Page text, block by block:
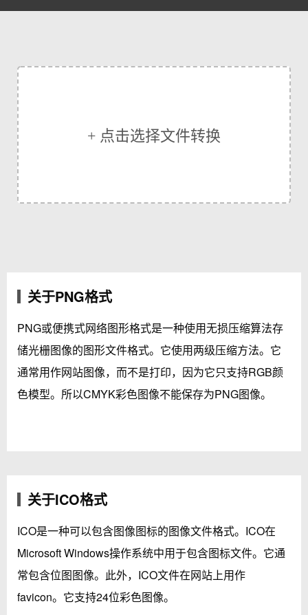
+ 点击选择文件转换
关于PNG格式
PNG或便携式网络图形格式是一种使用无损压缩算法存
储光栅图像的图形文件格式。它使用两级压缩方法。它
通常用作网站图像，而不是打印，因为它只支持RGB颜
色模型。所以CMYK彩色图像不能保存为PNG图像。
关于ICO格式
ICO是一种可以包含图像图标的图像文件格式。ICO在
Microsoft Windows操作系统中用于包含图标文件。它通
常包含位图图像。此外，ICO文件在网站上用作
favicon。它支持24位彩色图像。